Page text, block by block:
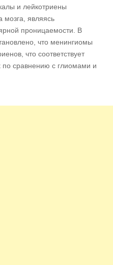
и лейкотриены
мозга, являясь
проницаемости. В
что менингиомы
что соответствует
по сравнению с глиомами и